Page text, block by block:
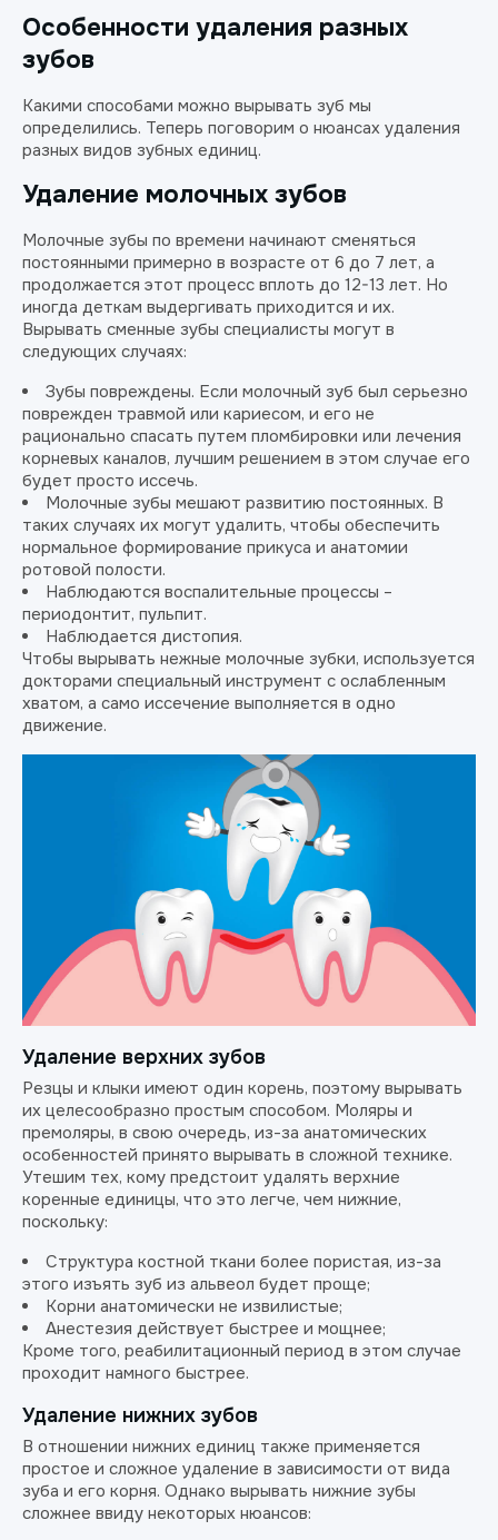
Особенности удаления разных
зубов
Какими способами можно вырывать зуб мы
определились. Теперь поговорим о нюансах удаления
разных видов зубных единиц.
Удаление молочных зубов
Молочные зубы по времени начинают сменяться
постоянными примерно в возрасте от 6 до 7 лет, а
продолжается этот процесс вплоть до 12-13 лет. Но
иногда деткам выдергивать приходится и их.
Вырывать сменные зубы специалисты могут в
следующих случаях:
Зубы повреждены. Если молочный зуб был серьезно
поврежден травмой или кариесом, и его не
рационально спасать путем пломбировки или лечения
корневых каналов, лучшим решением в этом случае его
будет просто иссечь.
Молочные зубы мешают развитию постоянных. В
таких случаях их могут удалить, чтобы обеспечить
нормальное формирование прикуса и анатомии
ротовой полости.
Наблюдаются воспалительные процессы –
периодонтит, пульпит.
Наблюдается дистопия.
Чтобы вырывать нежные молочные зубки, используется
докторами специальный инструмент с ослабленным
хватом, а само иссечение выполняется в одно
движение.
Удаление верхних зубов
Резцы и клыки имеют один корень, поэтому вырывать
их целесообразно простым способом. Моляры и
премоляры, в свою очередь, из-за анатомических
особенностей принято вырывать в сложной технике.
Утешим тех, кому предстоит удалять верхние
коренные единицы, что это легче, чем нижние,
поскольку:
Структура костной ткани более пористая, из-за
этого изъять зуб из альвеол будет проще;
Корни анатомически не извилистые;
Анестезия действует быстрее и мощнее;
Кроме того, реабилитационный период в этом случае
проходит намного быстрее.
Удаление нижних зубов
В отношении нижних единиц также применяется
простое и сложное удаление в зависимости от вида
зуба и его корня. Однако вырывать нижние зубы
сложнее ввиду некоторых нюансов: